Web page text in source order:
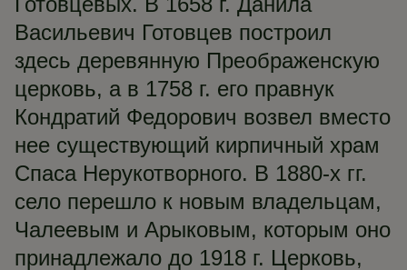
Васильевич Готовцев построил
здесь деревянную Преображенскую
церковь, а в 1758 г. его правнук
Кондратий Федорович возвел вместо
нее существующий кирпичный храм
Спаса Нерукотворного. В 1880-х гг.
село перешло к новым владельцам,
Чалеевым и Арыковым, которым оно
принадлежало до 1918 г. Церковь,